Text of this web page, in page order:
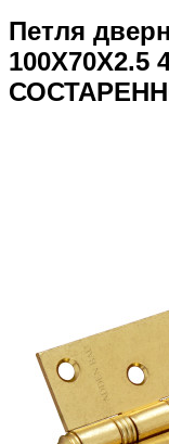
Петля
100X70X2.5